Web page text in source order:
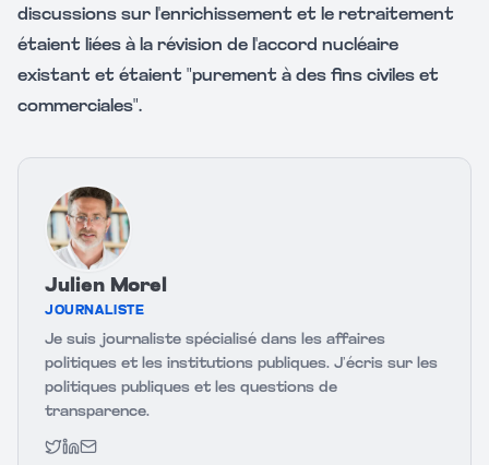
discussions sur l'enrichissement et le retraitement
étaient liées à la révision de l'accord nucléaire
existant et étaient "purement à des fins civiles et
commerciales".
Julien Morel
JOURNALISTE
Je suis journaliste spécialisé dans les affaires
politiques et les institutions publiques. J’écris sur les
politiques publiques et les questions de
transparence.